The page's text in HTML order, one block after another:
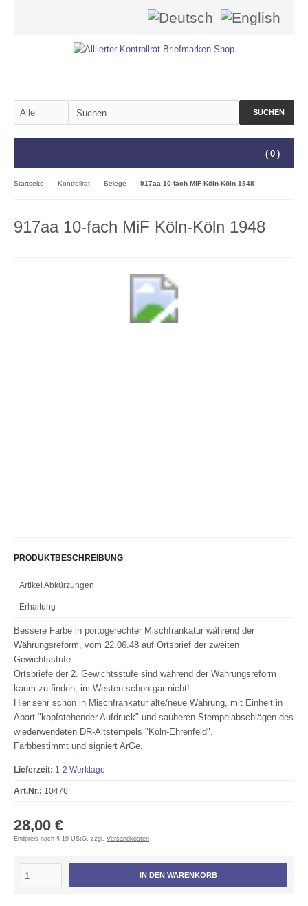
SUCHEN
( 0 )
Startseite Kontrollrat Belege 917aa 10-fach MiF Köln-Köln 1948
917aa 10-fach MiF Köln-Köln 1948
PRODUKTBESCHREIBUNG
Artikel Abkürzungen
Erhaltung
Bessere Farbe in portogerechter Mischfrankatur während der
Währungsreform, vom 22.06.48 auf Ortsbrief der zweiten
Gewichtsstufe.
Ortsbriefe der 2. Gewichtsstufe sind während der Währungsreform
kaum zu finden, im Westen schon gar nicht!
Hier sehr schön in Mischfrankatur alte/neue Währung, mit Einheit in
Abart "kopfstehender Aufdruck" und sauberen Stempelabschlägen des
wiederwendeten DR-Altstempels "Köln-Ehrenfeld".
Farbbestimmt und signiert ArGe.
Lieferzeit: 1-2 Werktage
Art.Nr.: 10476
28,00 €
Endpreis nach § 19 UStG. zzgl. Versandkosten
IN DEN WARENKORB